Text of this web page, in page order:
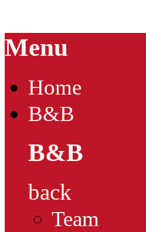
Menu
Home
B&B
B&B
back
Team